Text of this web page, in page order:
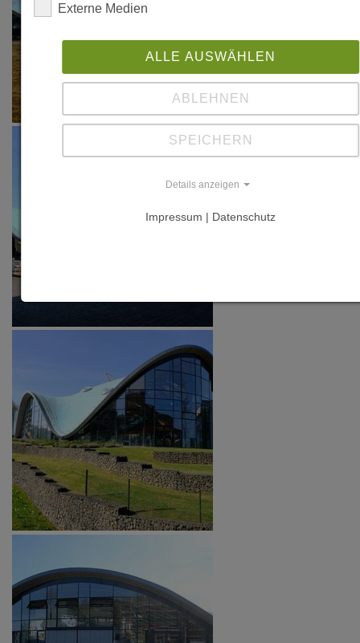
(Tagungsband),
(Hrsg.), Biel
Externe Medien
ALLE AUSWÄHLEN
ABLEHNEN
SPEICHERN
Details anzeigen
Impressum | Datenschutz